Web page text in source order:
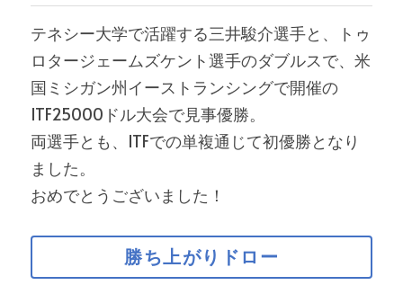
テネシー大学で活躍する三井駿介選手と、トゥ
ロタージェームズケント選手のダブルスで、米
国ミシガン州イーストランシングで開催の
ITF25000ドル大会で見事優勝。
両選手とも、ITFでの単複通じて初優勝となり
ました。
おめでとうございました！
勝ち上がりドロー